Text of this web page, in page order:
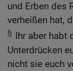
und Erben des
verheißen hat,
6 Ihr aber habt
Unterdrücken
nicht sie euch